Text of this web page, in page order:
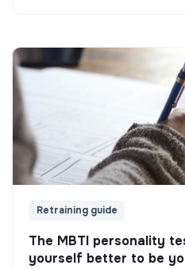
Retraining guide
The MBTI personality
yourself better to be